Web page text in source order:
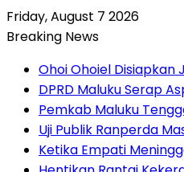
Friday, August 7 2026
Breaking News
Ohoi Ohoiel Disiapkan
DPRD Maluku Serap
Pemkab Maluku
Uji Publik Ranperda
Ketika Empati